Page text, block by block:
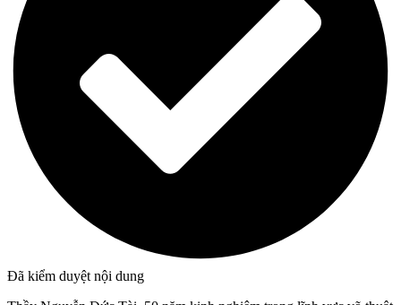
Đã kiểm duyệt nội dung